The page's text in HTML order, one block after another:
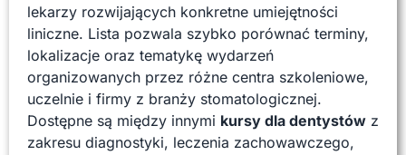
lekarzy rozwijających konkretne umiejętności
liniczne. Lista pozwala szybko porównać terminy,
lokalizacje oraz tematykę wydarzeń
organizowanych przez różne centra szkoleniowe,
uczelnie i firmy z branży stomatologicznej.
Dostępne są między innymi kursy dla dentystów z
zakresu diagnostyki, leczenia zachowawczego,